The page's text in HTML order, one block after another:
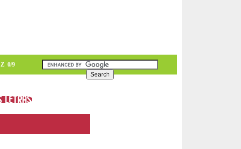
Z 0/9